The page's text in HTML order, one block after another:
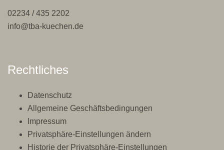
02234 / 435 2202
info@tba-kuechen.de
Rechtliches
Datenschutz
Allgemeine Geschäftsbedingungen
Impressum
Privatsphäre-Einstellungen ändern
Historie der Privatsphäre-Einstellungen